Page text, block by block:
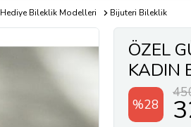
Hediye Bileklik Modelleri Bijuteri Bileklik
ÖZEL
KADIN
(Kırmızı)
%28